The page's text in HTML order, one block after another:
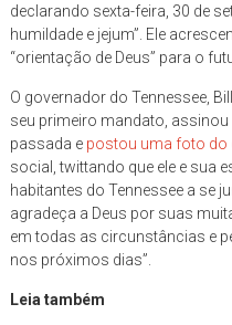
declarando sexta-feira, 30 de
humildade e jejum”. Ele
“orientação de Deus” para o
O governador do Tennessee,
seu primeiro mandato,
passada e postou uma foto do
social, twittando que ele e sua
habitantes do Tennessee a se
agradeça a Deus por suas
em todas as circunstâncias e
nos próximos dias”.
Leia também